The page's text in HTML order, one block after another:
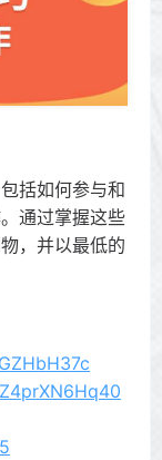
括如何参与和
通过掌握这些
，并以最低的